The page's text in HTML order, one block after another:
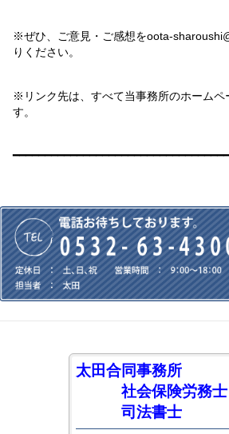
※ぜひ、ご意見・ご感想をoota-
りください。
※リンク先は、すべて当事務所のホームペ
す。
━━━━━━━━━━━━━━━━━━━━━━━━━━━━━━━━━━
太田合同事務所
社会保険労務士
司法書士